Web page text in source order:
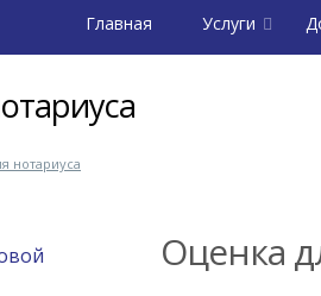
Главная Услуги
нотариуса
Оценка